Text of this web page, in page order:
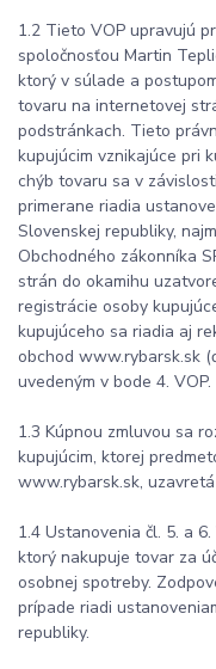
1.2 Tieto VOP upravujú
spoločnosťou Martin
ktorý v súlade a
tovaru na internetovej
podstránkach. Tieto
kupujúcim vznikajúce pri
chýb tovaru sa v
primerane riadia
Slovenskej republiky,
Obchodného zákonníka
strán do okamihu
registrácie osoby
kupujúceho sa riadia aj
obchod www.rybarsk.sk
uvedeným v bode 4. VOP.
1.3 Kúpnou zmluvou sa
kupujúcim, ktorej
www.rybarsk.sk,
1.4 Ustanovenia čl. 5. a
ktorý nakupuje tovar za
osobnej spotreby.
prípade riadi
republiky.